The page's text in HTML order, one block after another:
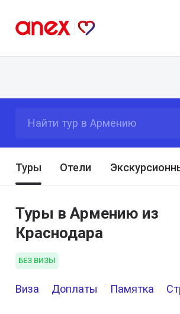
Найти тур в Армению
Туры Отели
Туры в Армению из
Краснодара
БЕЗ ВИЗЫ
Виза Доплаты Памятка